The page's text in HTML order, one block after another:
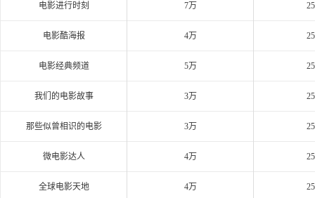
电影进行时刻 7万
电影酷海报 4万
电影经典频道 5万
我们的电影故事 3万
那些似曾相识的电影 3万
微电影达人 4万
全球电影天地 4万